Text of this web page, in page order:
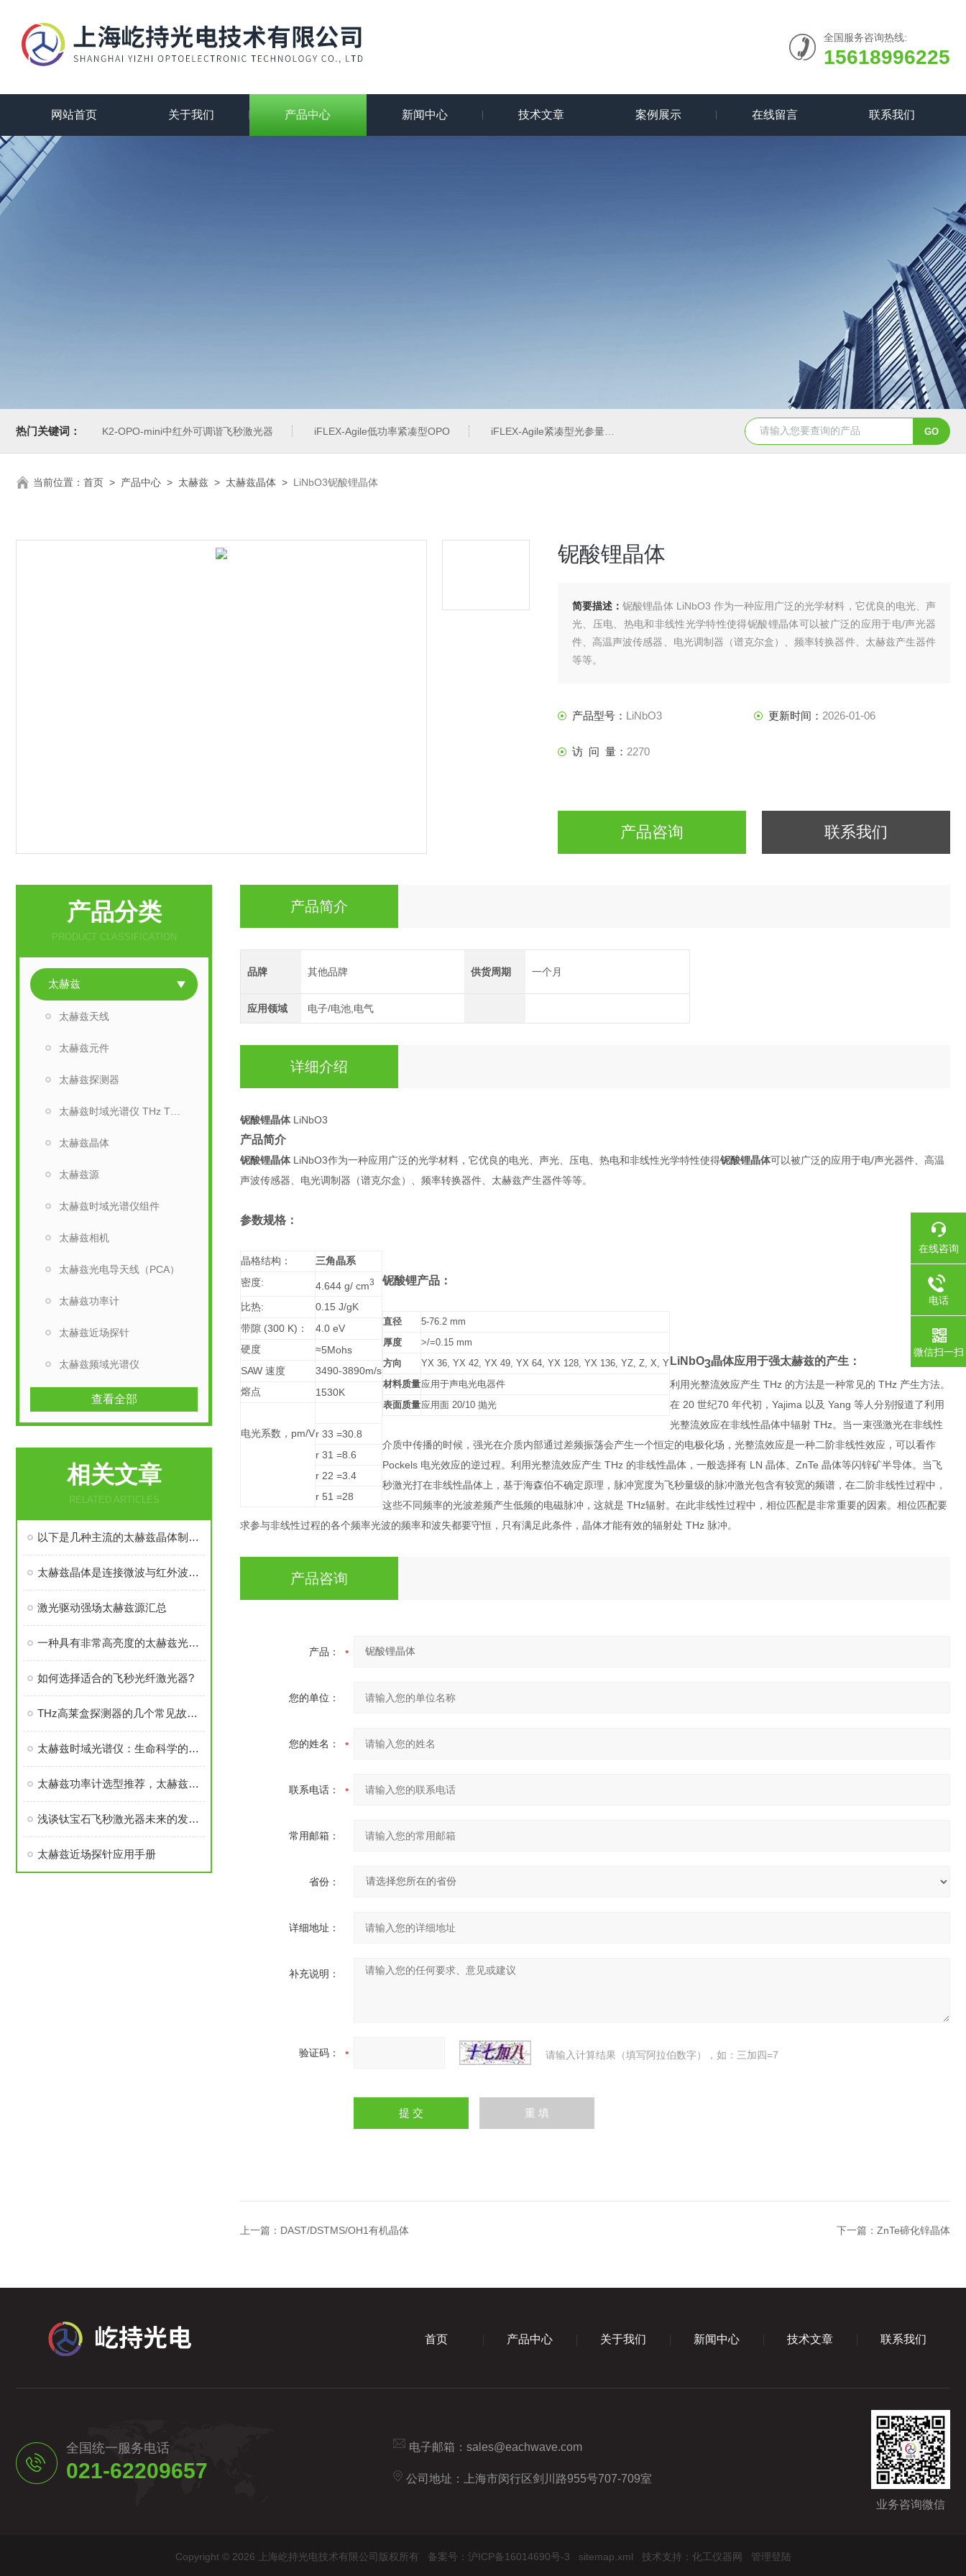
全国服务咨询热线:
15618996225
网站首页 关于我们 产品中心 新闻中心 技术文章 案例展示 在线留言 联系我们
热门关键词： K2-OPO-mini中红外可调谐飞秒激光器 iFLEX-Agile低功率紧凑型OPO iFLEX-Agile紧凑型光参量振荡器 EW-λ红外零级波片-固定波长 THz 可调谐精密衰减器
当前位置： 首页 > 产品中心 > 太赫兹 > 太赫兹晶体 > LiNbO3铌酸锂晶体
铌酸锂晶体
简要描述：铌酸锂晶体 LiNbO3 作为一种应用广泛的光学材料，它优良的电光、声
光、压电、热电和非线性光学特性使得铌酸锂晶体可以被广泛的应用于电/声光器
件、高温声波传感器、电光调制器（谱克尔盒）、频率转换器件、太赫兹产生器件
等等。
产品型号： LiNbO3 更新时间： 2026-01-06
访 问 量： 2270
产品咨询 联系我们
产品分类
PRODUCT CLASSIFICATION
太赫兹
太赫兹天线
太赫兹元件
太赫兹探测器
太赫兹晶体
太赫兹源
太赫兹时域光谱仪组件
太赫兹相机
太赫兹光电导天线（PCA）
太赫兹功率计
太赫兹近场探针
太赫兹频域光谱仪
查看全部
相关文章
RELATED ARTICLES
以下是几种主流的太赫兹晶体制备技术
太赫兹晶体是连接微波与红外波段的独特功能材料
激光驱动强场太赫兹源汇总
一种具有非常高亮度的太赫兹光束聚焦效果
如何选择适合的飞秒光纤激光器?
THz高莱盒探测器的几个常见故障及排查步骤
太赫兹时域光谱仪：生命科学的深度探索者
太赫兹功率计选型推荐，太赫兹探测器归类对比
浅谈钛宝石飞秒激光器未来的发展思路
太赫兹近场探针应用手册
产品简介
品牌 其他品牌 供货周期 一个月
应用领域 电子/电池,电气
详细介绍
铌酸锂晶体LiNbO3
产品简介
铌酸锂晶体LiNbO3作为一种应用广泛的光学材料，它优良的电光、声光、压电、热电和非线性光学特性使得铌酸锂晶体可以被广泛的应用于电/声光器件、高温
声波传感器、电光调制器（谱克尔盒）、频率转换器件、太赫兹产生器件等等。
参数规格：
晶格结构：
三角晶系
密度: 4.644 g/ cm3
比热: 0.15 J/gK
带隙 (300 K) ： 4.0 eV
硬度
≈5Mohs
SAW 速度 3490-3890m/s
熔点 1530K
电光系数， pm/Vr 33 =30.8
r 31 =8.6
r 22 =3.4
r 51 =28
铌酸锂产品：
直径
5-76.2 mm
厚度
>/=0.15 mm
方向
YX 36, YX 42, YX 49, YX 64, YX 128, YX 136, YZ, Z, X, Y
材料质量应用于声电光电器件
表面质量应用面 20/10 抛光
LiNbO3晶体应用于强太赫兹的产生：
利用光整流效应产生 THz 的方法是一种常见的 THz 产生方法。
在 20 世纪70 年代初，Yajima 以及 Yang 等人分别报道了利用
光整流效应在非线性晶体中辐射 THz。当一束强激光在非线性
介质中传播的时候，强光在介质内部通过差频振荡会产生一个恒定的电极化场，光整流效应是一种二阶非线性效应，可以看作
Pockels 电光效应的逆过程。利用光整流效应产生 THz 的非线性晶体，一般选择有 LN 晶体、ZnTe 晶体等闪锌矿半导体。当飞
秒激光打在非线性晶体上，基于海森伯不确定原理，脉冲宽度为飞秒量级的脉冲激光包含有较宽的频谱，在二 阶非线性过程中，
这些不同频率的光波差频产生低频的电磁脉冲，这就是 THz辐射。在此非线性过程中，相位匹配是非常重要的因素。相位匹配要
求参与非线性过程的各个频率光波的频率和波失都要守恒，只有满足此条件，晶体才能有效的辐射处 THz 脉冲。
产品咨询
产品：
您的单位：
您的姓名：
联系电话：
常用邮箱：
省份：
详细地址：
补充说明：
验证码： 请输入计算结果（填写阿拉伯数字），如：三加四=7
上一篇： DAST/DSTMS/OH1有机晶体 下一篇： ZnTe碲化锌晶体
首页 产品中心 关于我们 新闻中心 技术文章 联系我们
全国统一服务电话
021-62209657
电子邮箱： sales@eachwave.com
公司地址：上海市闵行区剑川路955号707-709室
业务咨询微信
Copyright © 2026 上海屹持光电技术有限公司版权所有 备案号：沪ICP备16014690号-3 sitemap.xml 技术支持： 化工仪器网 管理登陆
在线咨询
电话
微信扫一扫